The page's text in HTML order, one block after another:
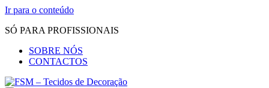
Ir para o conteúdo
SÓ PARA PROFISSIONAIS
SOBRE NÓS
CONTACTOS